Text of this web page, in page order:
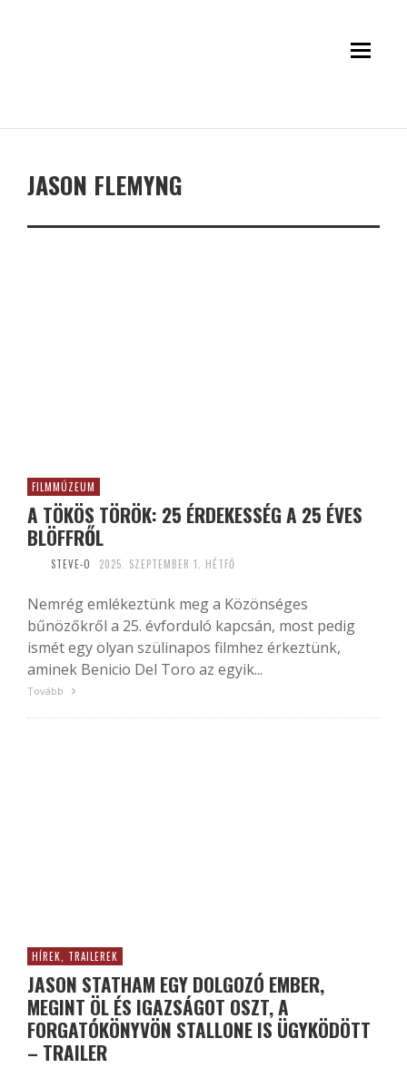
JASON FLEMYNG
FILMMÚZEUM
A TÖKÖS TÖRÖK: 25 ÉRDEKESSÉG A 25 ÉVES
BLÖFFRŐL
STEVE-O 2025. SZEPTEMBER 1. HÉTFŐ
Nemrég emlékeztünk meg a Közönséges
bűnözőkről a 25. évforduló kapcsán, most pedig
ismét egy olyan szülinapos filmhez érkeztünk,
aminek Benicio Del Toro az egyik...
Tovább
HÍREK, TRAILEREK
JASON STATHAM EGY DOLGOZÓ EMBER,
MEGINT ÖL ÉS IGAZSÁGOT OSZT, A
FORGATÓKÖNYVÖN STALLONE IS ÜGYKÖDÖTT
– TRAILER